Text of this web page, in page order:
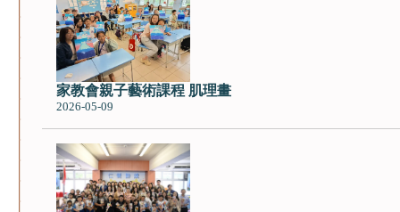
家教會親子藝術課程 肌理畫
2026-05-09